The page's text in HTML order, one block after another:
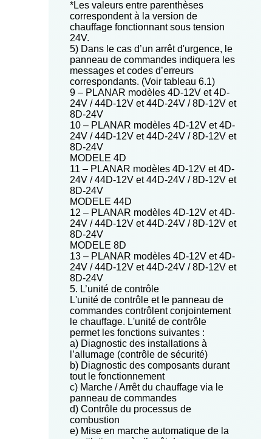
*Les valeurs entre parenthèses
correspondent à la version de
chauffage fonctionnant sous tension
24V.
5) Dans le cas d’un arrêt d'urgence, le
panneau de commandes indiquera les
messages et codes d’erreurs
correspondants. (Voir tableau 6.1)
9 – PLANAR modèles 4D-12V et 4D-
24V / 44D-12V et 44D-24V / 8D-12V et
8D-24V
10 – PLANAR modèles 4D-12V et 4D-
24V / 44D-12V et 44D-24V / 8D-12V et
8D-24V
MODELE 4D
11 – PLANAR modèles 4D-12V et 4D-
24V / 44D-12V et 44D-24V / 8D-12V et
8D-24V
MODELE 44D
12 – PLANAR modèles 4D-12V et 4D-
24V / 44D-12V et 44D-24V / 8D-12V et
8D-24V
MODELE 8D
13 – PLANAR modèles 4D-12V et 4D-
24V / 44D-12V et 44D-24V / 8D-12V et
8D-24V
5. L’unité de contrôle
L'unité de contrôle et le panneau de
commandes contrôlent conjointement
le chauffage. L'unité de contrôle
permet les fonctions suivantes :
a) Diagnostic des installations à
l’allumage (contrôle de sécurité)
b) Diagnostic des composants durant
tout le fonctionnement
c) Marche / Arrêt du chauffage via le
panneau de commandes
d) Contrôle du processus de
combustion
e) Mise en marche automatique de la